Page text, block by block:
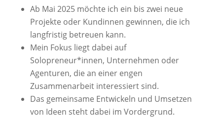
Ab Mai 2025 möchte ich ein bis zwei neue
Projekte oder Kundinnen gewinnen, die ich
langfristig betreuen kann.
Mein Fokus liegt dabei auf
Solopreneur*innen, Unternehmen oder
Agenturen, die an einer engen
Zusammenarbeit interessiert sind.
Das gemeinsame Entwickeln und Umsetzen
von Ideen steht dabei im Vordergrund.